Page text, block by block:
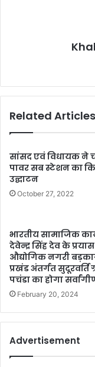
Related Articles
सांसद एवं विधायक ने
पावर सब स्टेशन का
उद्घाटन
October 27, 2022
भारतीय सामाजिक
देवेन्द्र सिंह देव के
औद्योगिक नगरी
प्रखंड अंतर्गत सुदूरवर्ति
पचंडा का होगा
February 20, 2024
Advertisement